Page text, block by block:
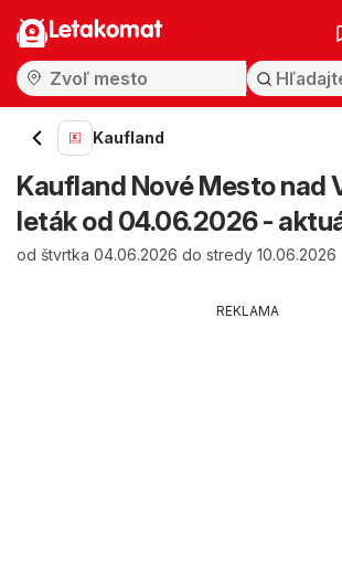
Letakomat
Kaufland
Kaufland Nové Mesto nad
leták od 04.06.2026 -
od štvrtka 04.06.2026 do stredy 10.06.2026
REKLAMA